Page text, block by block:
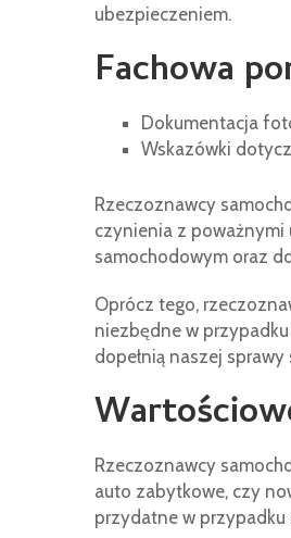
ubezpieczeniem.
Fachowa
Dokumentacja
Wskazówki
Rzeczoznawcy
czynienia z poważnymi
samochodowym oraz
Oprócz tego,
niezbędne w
dopełnią naszej
Rzeczoznawcy
auto zabytkowe, czy
przydatne w przypadku